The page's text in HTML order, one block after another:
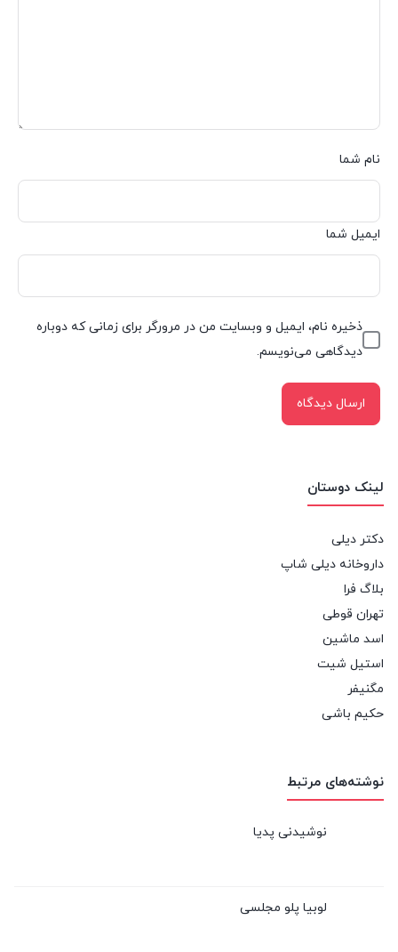
لینک دوستان
دکتر دیلی
داروخانه دیلی شاپ
بلاگ فرا
تهران قوطی
اسد ماشین
استیل شیت
مگنیفر
حکیم باشی
نوشته‌های مرتبط
نوشیدنی پدیا
لوبیا پلو مجلسی
نام شما
ایمیل شما
ذخیره نام، ایمیل و وبسایت من در مرورگر برای زمانی که دوباره
دیدگاهی می‌نویسم.